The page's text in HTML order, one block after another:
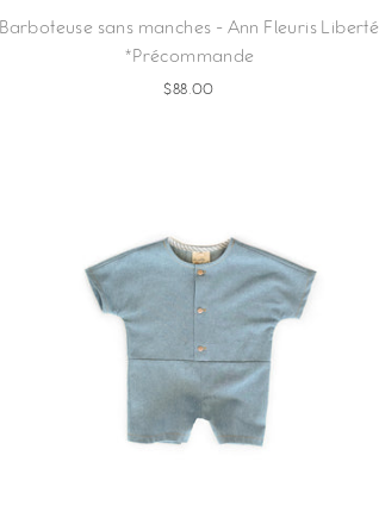
Barboteuse sans manches - Ann Fleuris Liberté
*Précommande
$88.00